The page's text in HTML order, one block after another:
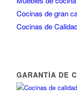
Cocinas de gran
Cocinas de
GARANTÍA DE